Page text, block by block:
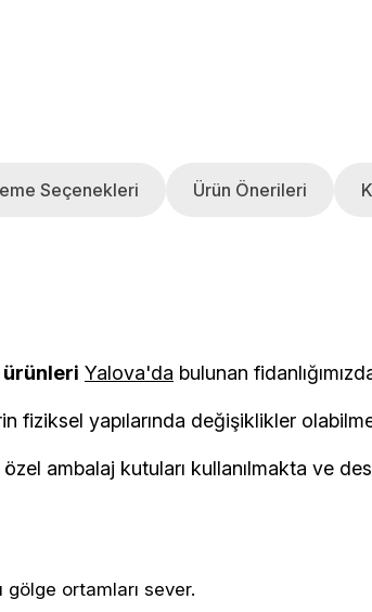
Seçenekleri Ürün Önerileri
ürünleri Yalova'da bulunan
fiziksel yapılarında değişiklikler
ambalaj kutuları kullanılmakta ve
ortamları sever.